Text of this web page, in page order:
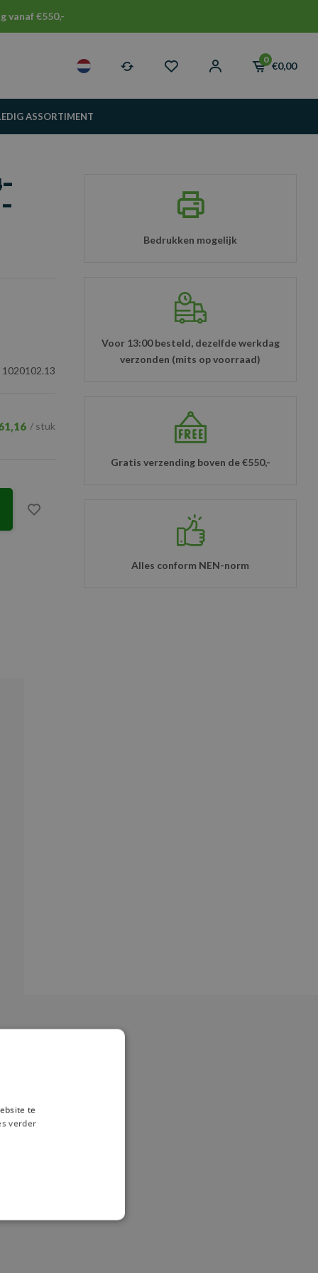
vanaf €550,-
0
€0,00
ASSORTIMENT
-
1020102.13
/ stuk
Bedrukken mogelijk
Voor 13:00 besteld, dezelfde werkdag
verzonden (mits op voorraad)
Gratis verzending boven de €550,-
Alles conform NEN-norm
te
verder